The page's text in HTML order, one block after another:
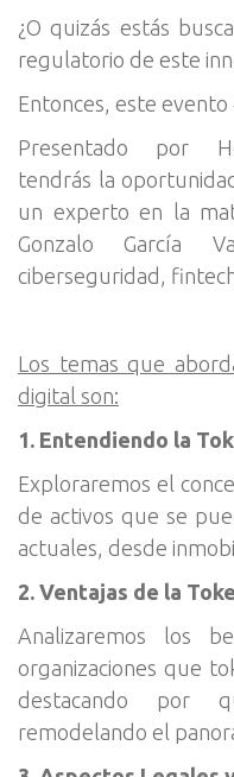
¿O quizás estás
regulatorio de este
Entonces, este
Presentado por
tendrás la
un experto en la
Gonzalo García
ciberseguridad,
Los temas que
digital son:
1. Entendiendo la
Exploraremos el
de activos que se
actuales, desde
2. Ventajas de la
Analizaremos los
organizaciones que
destacando por
remodelando el